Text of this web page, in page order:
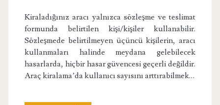
Kiraladığınız aracı yalnızca sözleşme ve teslimat
formunda belirtilen kişi/kişiler kullanabilir.
Sözleşmede belirtilmeyen üçüncü kişilerin, aracı
kullanmaları halinde meydana gelebilecek
hasarlarda, hiçbir hasar güvencesi geçerli değildir.
Araç kiralama’da kullanıcı sayısını arttırabilmek…